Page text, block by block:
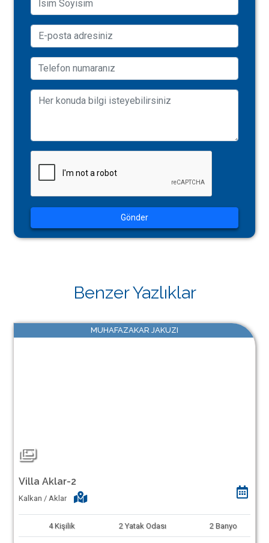
Gönder
Benzer Yazlıklar
MUHAFAZAKAR JAKUZI
Villa Aklar-2
Kalkan / Aklar
4 Kişilik 2 Yatak Odası 2 Banyo